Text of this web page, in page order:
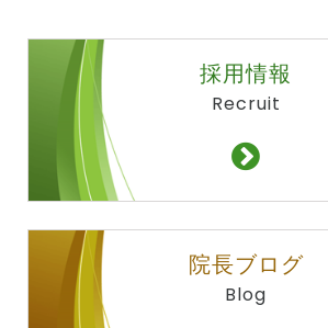
採用情報
Recruit
院長ブログ
Blog